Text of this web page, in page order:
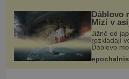
Ďáblovo
Mizí v
Jižně od
rozkládají
Ďáblovo
mizejících
světlech,
mořských